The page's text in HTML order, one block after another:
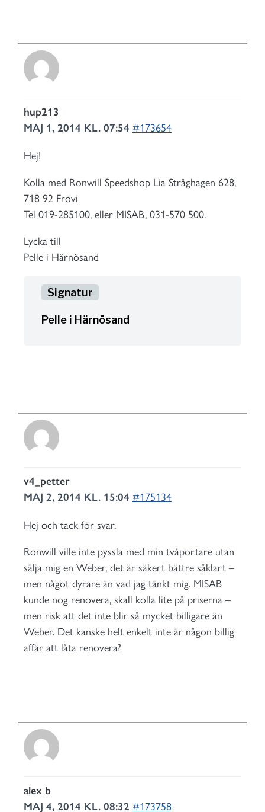
hup213
MAJ 1, 2014 KL. 07:54 #173654
Hej!
Kolla med Ronwill Speedshop Lia Stråghagen 628,
718 92 Frövi
Tel 019-285100, eller MISAB, 031-570 500.
Lycka till
Pelle i Härnösand
Pelle i Härnösand
v4_petter
MAJ 2, 2014 KL. 15:04 #175134
Hej och tack för svar.
Ronwill ville inte pyssla med min tvåportare utan
sälja mig en Weber, det är säkert bättre såklart –
men något dyrare än vad jag tänkt mig. MISAB
kunde nog renovera, skall kolla lite på priserna –
men risk att det inte blir så mycket billigare än
Weber. Det kanske helt enkelt inte är någon billig
affär att låta renovera?
alex b
MAJ 4, 2014 KL. 08:32 #173758